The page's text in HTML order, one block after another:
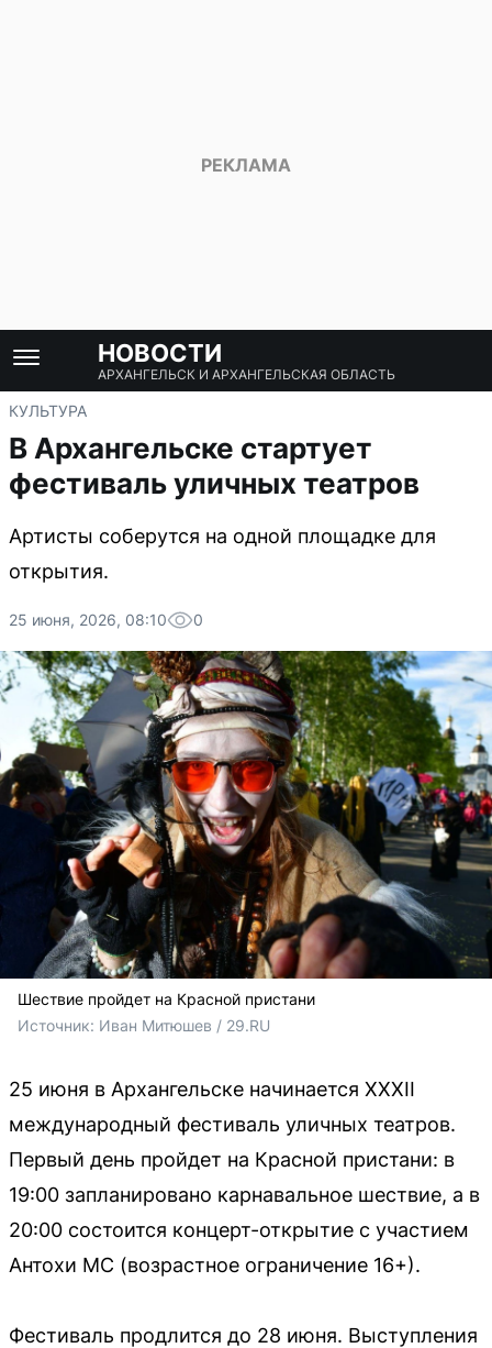
НОВОСТИ
АРХАНГЕЛЬСК И АРХАНГЕЛЬСКАЯ ОБЛАСТЬ
КУЛЬТУРА
В Архангельске стартует
фестиваль уличных театров
Артисты соберутся на одной площадке для
открытия.
25 июня, 2026, 08:10 0
Шествие пройдет на Красной пристани
Источник: Иван Митюшев / 29.RU
25 июня в Архангельске начинается XXXII
международный фестиваль уличных театров.
Первый день пройдет на Красной пристани: в
19:00 запланировано карнавальное шествие, а в
20:00 состоится концерт-открытие с участием
Антохи МС (возрастное ограничение 16+).
Фестиваль продлится до 28 июня. Выступления